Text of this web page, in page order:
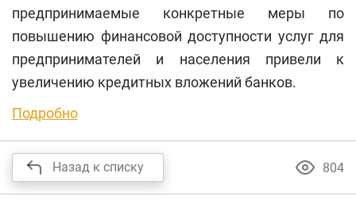
предпринимаемые конкретные меры по
повышению финансовой доступности услуг для
предпринимателей и населения привели к
увеличению кредитных вложений банков.
Подробно
Назад к списку 804